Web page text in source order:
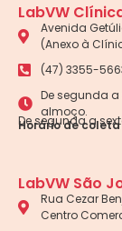
LabVW
Avenida
(Anexo à
(47) 3355-
De segunda a
almoço.
Horário de coleta
De segunda a
LabVW São
Rua Cezar
Centro